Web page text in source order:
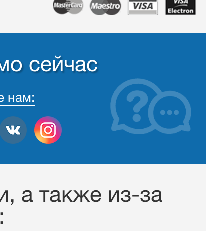
сейчас
нам:
a также из-за